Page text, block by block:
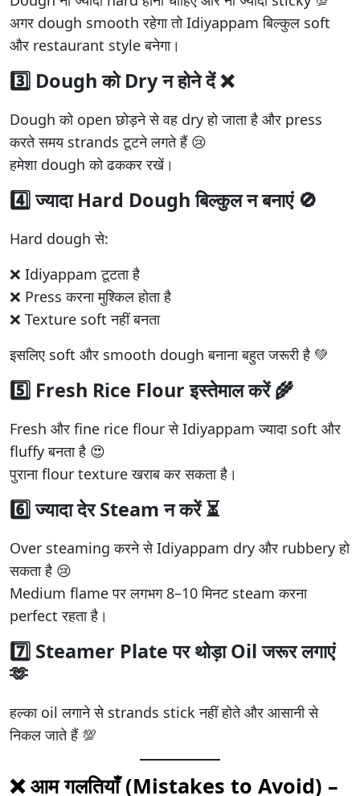
अगर dough smooth रहेगा तो Idiyappam बिल्कुल soft
और restaurant style बनेगा।
3️⃣ Dough को Dry न होने दें ❌
Dough को open छोड़ने से वह dry हो जाता है और press
करते समय strands टूटने लगते हैं 😢
हमेशा dough को ढककर रखें।
4️⃣ ज्यादा Hard Dough बिल्कुल न बनाएं 🚫
Hard dough से:
❌ Idiyappam टूटता है
❌ Press करना मुश्किल होता है
❌ Texture soft नहीं बनता
इसलिए soft और smooth dough बनाना बहुत जरूरी है 💚
5️⃣ Fresh Rice Flour इस्तेमाल करें 🌾
Fresh और fine rice flour से Idiyappam ज्यादा soft और
fluffy बनता है 😍
पुराना flour texture खराब कर सकता है।
6️⃣ ज्यादा देर Steam न करें ⏳
Over steaming करने से Idiyappam dry और rubbery हो
सकता है 😢
Medium flame पर लगभग 8–10 मिनट steam करना
perfect रहता है।
7️⃣ Steamer Plate पर थोड़ा Oil जरूर लगाएं
🫶
हल्का oil लगाने से strands stick नहीं होते और आसानी से
निकल जाते हैं 💯
❌ आम गलतियाँ (Mistakes to Avoid) –